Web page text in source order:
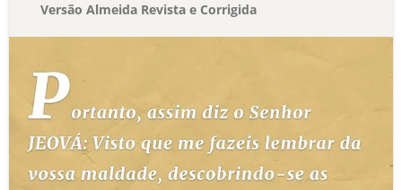
Versão Almeida Revista e Corrigida